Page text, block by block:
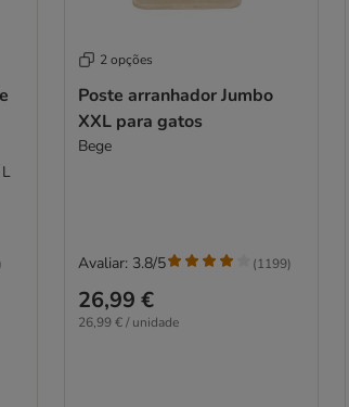
)
2 opções
Poste arranhador Jumbo
XXL para gatos
Bege
26,99 €
26,99 € / unidade
Avaliar: 3.8/5 (1199)